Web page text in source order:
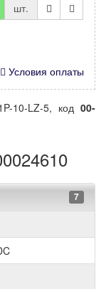
шт.
Условия оплаты
10-LZ-5, код 00-
7